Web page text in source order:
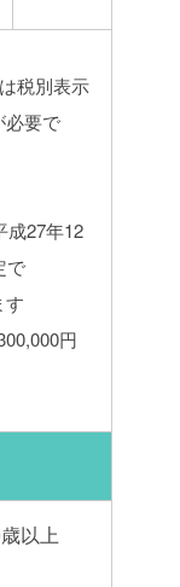
税別表示
必要で
成27年12
で
す
円
以上